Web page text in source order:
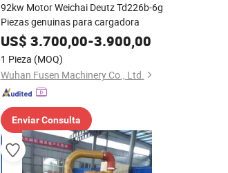
92kw Motor Weichai Deutz Td226b-6g
Piezas genuinas para cargadora
US$ 3.700,00-3.900,00
1 Pieza (MOQ)
Wuhan Fusen Machinery Co., Ltd.
Enviar Consulta